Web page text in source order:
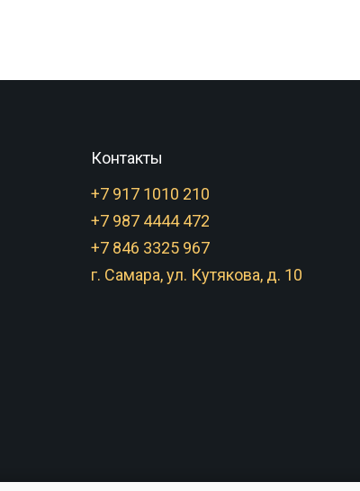
Контакты
+7 917 1010 210
+7 987 4444 472
+7 846 3325 967
г. Самара, ул. Кутякова, д. 10